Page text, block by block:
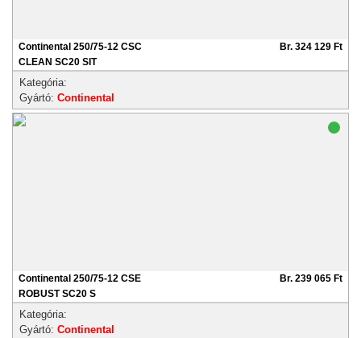
Continental 250/75-12 CSC
CLEAN SC20 SIT
Br. 324 129 Ft
Kategória:
Gyártó: Continental
Continental 250/75-12 CSE
ROBUST SC20 S
Br. 239 065 Ft
Kategória:
Gyártó: Continental